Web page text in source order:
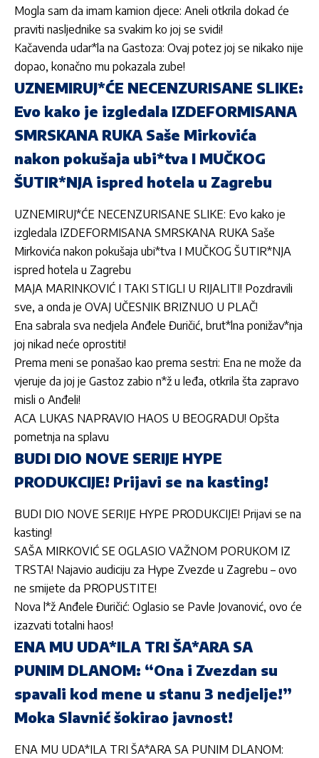
Mogla sam da imam kamion djece: Aneli otkrila dokad će
praviti nasljednike sa svakim ko joj se svidi!
Kačavenda udar*la na Gastoza: Ovaj potez joj se nikako nije
dopao, konačno mu pokazala zube!
UZNEMIRUJ*ĆE NECENZURISANE SLIKE:
Evo kako je izgledala IZDEFORMISANA
SMRSKANA RUKA Saše Mirkovića
nakon pokušaja ubi*tva I MUČKOG
ŠUTIR*NJA ispred hotela u Zagrebu
UZNEMIRUJ*ĆE NECENZURISANE SLIKE: Evo kako je
izgledala IZDEFORMISANA SMRSKANA RUKA Saše
Mirkovića nakon pokušaja ubi*tva I MUČKOG ŠUTIR*NJA
ispred hotela u Zagrebu
MAJA MARINKOVIĆ I TAKI STIGLI U RIJALITI! Pozdravili
sve, a onda je OVAJ UČESNIK BRIZNUO U PLAČ!
Ena sabrala sva nedjela Anđele Đuričić, brut*lna ponižav*nja
joj nikad neće oprostiti!
Prema meni se ponašao kao prema sestri: Ena ne može da
vjeruje da joj je Gastoz zabio n*ž u leđa, otkrila šta zapravo
misli o Anđeli!
ACA LUKAS NAPRAVIO HAOS U BEOGRADU! Opšta
pometnja na splavu
BUDI DIO NOVE SERIJE HYPE
PRODUKCIJE! Prijavi se na kasting!
BUDI DIO NOVE SERIJE HYPE PRODUKCIJE! Prijavi se na
kasting!
SAŠA MIRKOVIĆ SE OGLASIO VAŽNOM PORUKOM IZ
TRSTA! Najavio audiciju za Hype Zvezde u Zagrebu – ovo
ne smijete da PROPUSTITE!
Nova l*ž Anđele Đuričić: Oglasio se Pavle Jovanović, ovo će
izazvati totalni haos!
ENA MU UDA*ILA TRI ŠA*ARA SA
PUNIM DLANOM: “Ona i Zvezdan su
spavali kod mene u stanu 3 nedjelje!”
Moka Slavnić šokirao javnost!
ENA MU UDA*ILA TRI ŠA*ARA SA PUNIM DLANOM: